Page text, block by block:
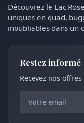
Découvrez le Lac
uniques en quad,
inoubliables dans un
Restez informé
Recevez nos